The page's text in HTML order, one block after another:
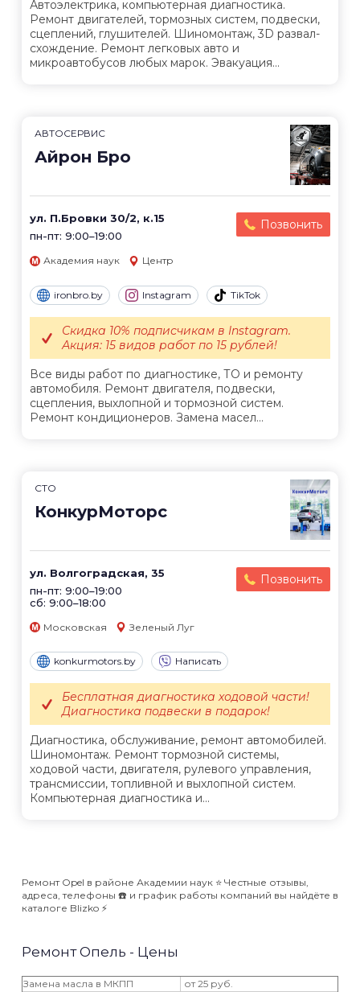
Автоэлектрика, компьютерная диагностика.
Ремонт двигателей, тормозных систем, подвески,
сцеплений, глушителей. Шиномонтаж, 3D развал-
схождение. Ремонт легковых авто и
микроавтобусов любых марок. Эвакуация...
АВТОСЕРВИС
Айрон Бро
ул. П.Бровки 30/2, к.15
пн-пт: 9:00–19:00
Позвонить
Академия наук Центр
ironbro.by Instagram TikTok
Все виды работ по диагностике, ТО и ремонту
автомобиля. Ремонт двигателя, подвески,
сцепления, выхлопной и тормозной систем.
Ремонт кондиционеров. Замена масел...
Скидка 10% подписчикам в Instagram.
Акция: 15 видов работ по 15 рублей!
СТО
КонкурМоторс
ул. Волгоградская, 35
пн-пт: 9:00–19:00
сб: 9:00–18:00
Позвонить
Московская Зеленый Луг
konkurmotors.by Написать
Диагностика, обслуживание, ремонт автомобилей.
Шиномонтаж. Ремонт тормозной системы,
ходовой части, двигателя, рулевого управления,
трансмиссии, топливной и выхлопной систем.
Компьютерная диагностика и...
Бесплатная диагностика ходовой части!
Диагностика подвески в подарок!
Ремонт Opel в районе Академии наук ⭐️ Честные отзывы,
адреса, телефоны ☎️ и график работы компаний вы найдёте в
каталоге Blizko ⚡️
Ремонт Опель - Цены
Замена масла в МКПП
от 25 руб.